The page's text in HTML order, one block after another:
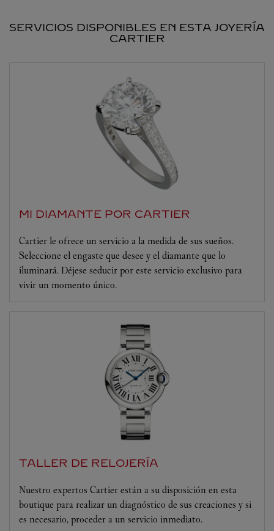
SERVICIOS DISPONIBLES EN ESTA JOYERÍA
CARTIER
MI DIAMANTE POR CARTIER
Cartier le ofrece un servicio a la medida de sus sueños.
Seleccione el engaste que desee y el diamante que lo
iluminará. Déjese seducir por este servicio exclusivo para
vivir un momento único.
TALLER DE RELOJERÍA
Nuestro expertos Cartier están a su disposición en esta
boutique para realizar un diagnóstico de sus creaciones y si
es necesario, proceder a un servicio inmediato.